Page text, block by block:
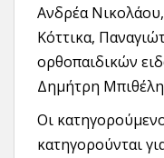
Ανδρέα
Κόττικα,
ορθοπαιδικών
Δημήτρη
Οι
κατηγορούνται